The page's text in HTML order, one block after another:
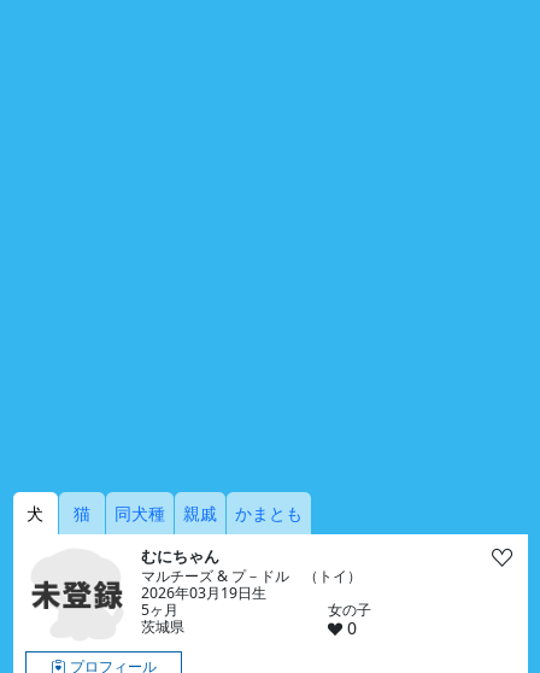
犬 猫 同犬種 親戚 かまとも
むにちゃん
マルチーズ & プ－ドル （トイ）
2026年03月19日生
5ヶ月
女の子
茨城県
0
プロフィール